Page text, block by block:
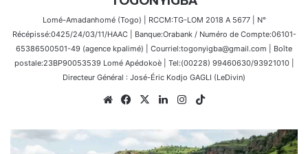
Lomé-Amadanhomé (Togo) | RCCM:TG-LOM 2018 A 5677 | N°
Récépissé:0425/24/03/11/HAAC | Banque:Orabank / Numéro de Compte:06101-
65386500501-49 (agence kpalimé) | Courriel:togonyigba@gmail.com | Boîte
postale:23BP90053539 Lomé Apédokoè | Tel:(00228) 99460630/93921010 |
Directeur Général : José-Éric Kodjo GAGLI (LeDivin)
WebsiteFacebook
X LinkedinInstagram